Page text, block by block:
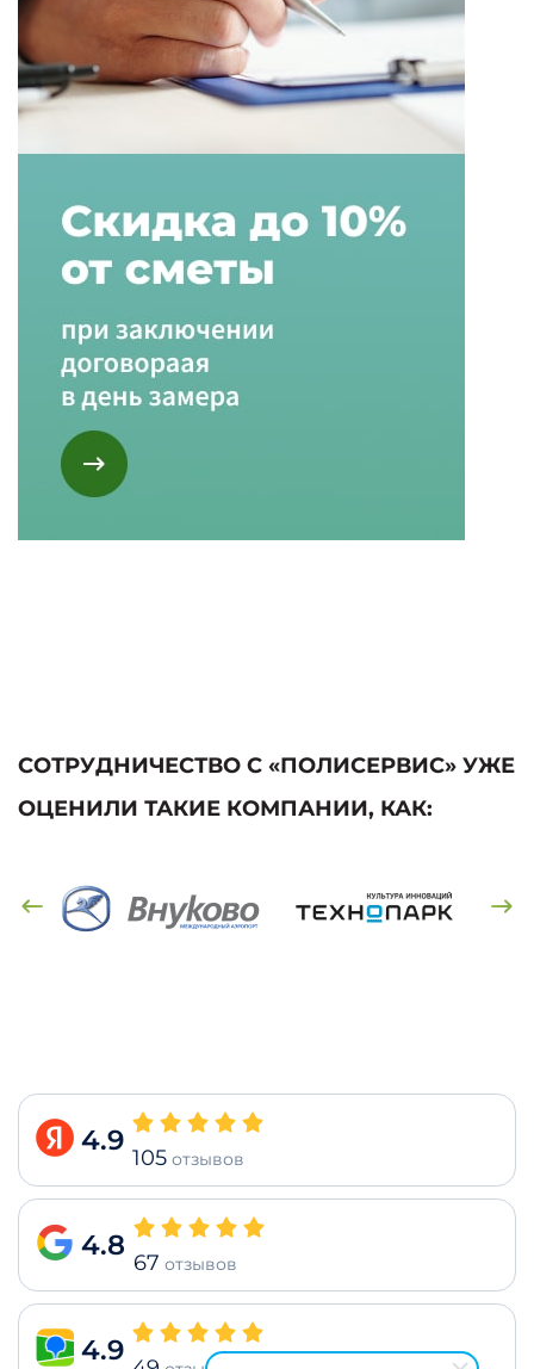
СОТРУДНИЧЕСТВО С «ПОЛИСЕРВИС» УЖЕ
ОЦЕНИЛИ ТАКИЕ КОМПАНИИ, КАК:
4.9
105 отзывов
4.8
67 отзывов
4.9